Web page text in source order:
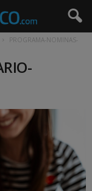
PROGRAMA-NOMINAS-